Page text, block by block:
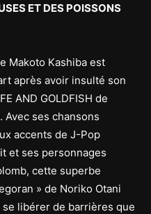
ET DES POISSONS
Makoto Kashiba est
après avoir insulté son
AND GOLDFISH de
Avec ses chansons
accents de J-Pop
et ses personnages
cette superbe
» de Noriko Otani
libérer de barrières que